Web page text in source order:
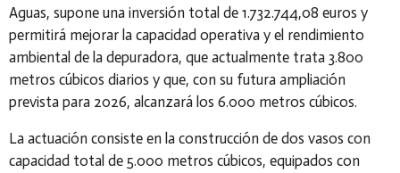
Aguas, supone una inversión total de 1.732.744,08 euros y
permitirá mejorar la capacidad operativa y el rendimiento
ambiental de la depuradora, que actualmente trata 3.800
metros cúbicos diarios y que, con su futura ampliación
prevista para 2026, alcanzará los 6.000 metros cúbicos.
La actuación consiste en la construcción de dos vasos con
capacidad total de 5.000 metros cúbicos, equipados con